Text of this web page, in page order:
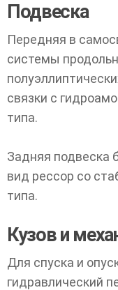
Подвеска
Передняя в
системы
связки с
типа.
Задняя подвеска
вид рессор со
типа.
Кузов и
Для спуска и
гидравлический